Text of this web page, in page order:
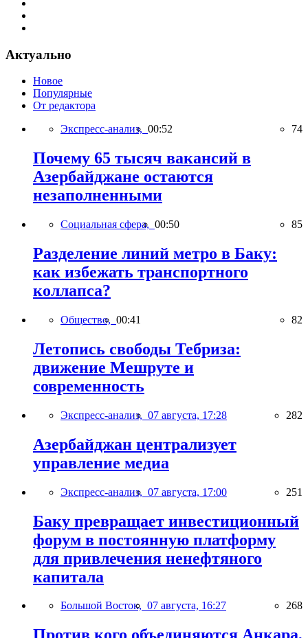
Актуально
Новое
Популярные
От редактора
Экспресс-анализ, 00:52 74
Почему 65 тысяч вакансий в
Азербайджане остаются
незаполненными
Социальная сфера, 00:50 85
Разделение линий метро в Баку:
как избежать транспортного
коллапса?
Общество, 00:41 82
Летопись свободы Тебриза:
движение Мешруте и
современность
Экспресс-анализ, 07 августа, 17:28 282
Азербайджан централизует
управление медиа
Экспресс-анализ, 07 августа, 17:00 251
Баку превращает инвестиционный
форум в постоянную платформу
для привлечения ненефтяного
капитала
Большой Восток, 07 августа, 16:27 268